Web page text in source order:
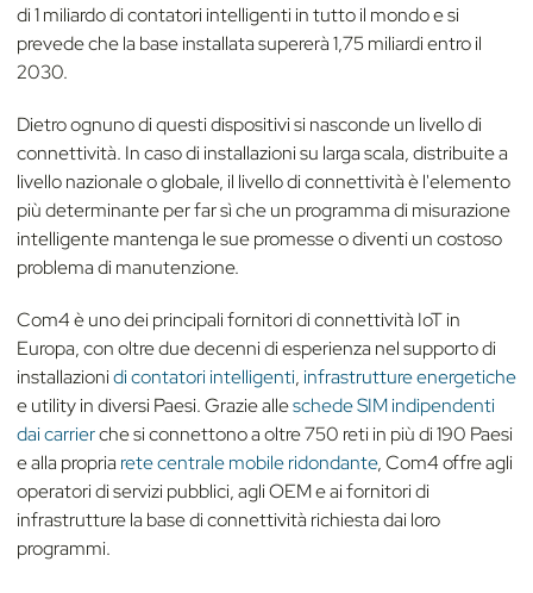
di 1 miliardo di contatori intelligenti in tutto il mondo e si
prevede che la base installata supererà 1,75 miliardi entro il
2030.
Dietro ognuno di questi dispositivi si nasconde un livello di
connettività. In caso di installazioni su larga scala, distribuite a
livello nazionale o globale, il livello di connettività è l'elemento
più determinante per far sì che un programma di misurazione
intelligente mantenga le sue promesse o diventi un costoso
problema di manutenzione.
Com4 è uno dei principali fornitori di connettività IoT in
Europa, con oltre due decenni di esperienza nel supporto di
installazionidi contatori intelligenti, infrastrutture energetiche
e utility in diversi Paesi. Grazie alleschede SIM indipendenti
dai carrierche si connettono a oltre 750 reti in più di 190 Paesi
e alla propria rete centrale mobile ridondante, Com4 offre agli
operatori di servizi pubblici, agli OEM e ai fornitori di
infrastrutture la base di connettività richiesta dai loro
programmi.